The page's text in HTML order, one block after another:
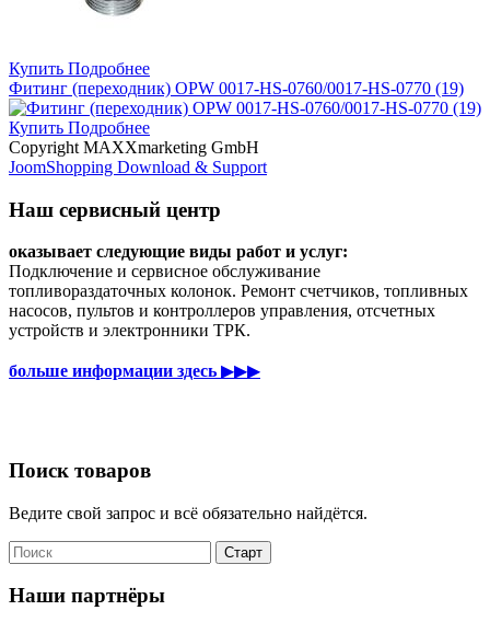
Купить Подробнее
Фитинг (переходник) OPW 0017-HS-0760/0017-HS-0770 (19)
Купить Подробнее
Copyright MAXXmarketing GmbH
JoomShopping Download & Support
Наш сервисный центр
оказывает следующие виды работ и услуг:
Подключение и сервисное обслуживание
топливораздаточных колонок. Ремонт счетчиков, топливных
насосов, пультов и контроллеров управления, отсчетных
устройств и электронники ТРК.
больше информации здесь ▶▶▶
Поиск товаров
Ведите свой запрос и всё обязательно найдётся.
Наши партнёры